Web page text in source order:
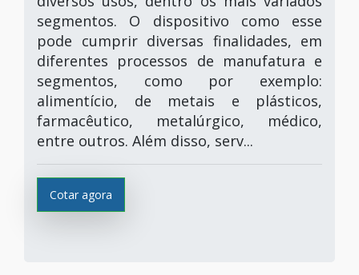
segmentos. O dispositivo como esse
pode cumprir diversas finalidades, em
diferentes processos de manufatura e
segmentos, como por exemplo:
alimentício, de metais e plásticos,
farmacêutico, metalúrgico, médico,
entre outros. Além disso, serv...
Cotar agora